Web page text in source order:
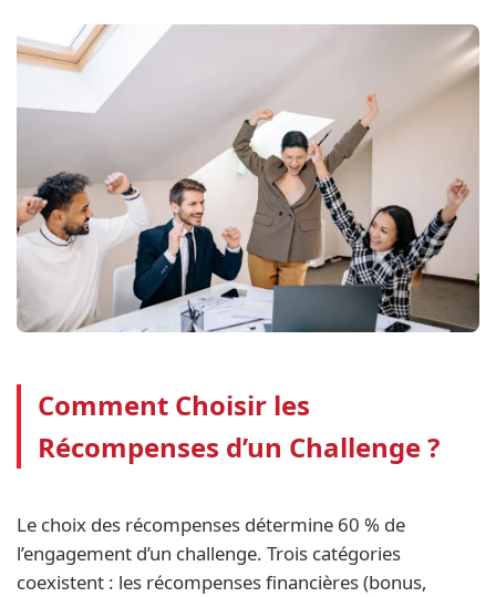
Comment Choisir les
Récompenses d’un Challenge ?
Le choix des récompenses détermine 60 % de
l’engagement d’un challenge. Trois catégories
coexistent : les récompenses financières (bonus,